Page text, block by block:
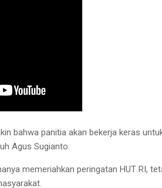
bahwa panitia akan bekerja keras
Agus Sugianto.
memeriahkan peringatan HUT RI,